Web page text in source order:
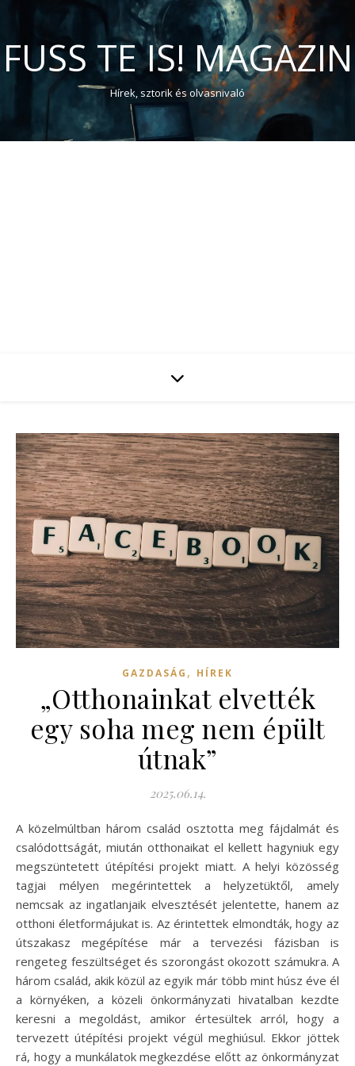
FUSS TE IS! MAGAZIN
Hírek, sztorik és olvasnivaló
GAZDASÁG , HÍREK
„Otthonainkat elvették
egy soha meg nem épült
útnak”
2025.06.14.
A közelmúltban három család osztotta meg fájdalmát és
csalódottságát, miután otthonaikat el kellett hagyniuk egy
megszüntetett útépítési projekt miatt. A helyi közösség
tagjai mélyen megérintettek a helyzetüktől, amely
nemcsak az ingatlanjaik elvesztését jelentette, hanem az
otthoni életformájukat is. Az érintettek elmondták, hogy az
útszakasz megépítése már a tervezési fázisban is
rengeteg feszültséget és szorongást okozott számukra. A
három család, akik közül az egyik már több mint húsz éve él
a környéken, a közeli önkormányzati hivatalban kezdte
keresni a megoldást, amikor értesültek arról, hogy a
tervezett útépítési projekt végül meghiúsul. Ekkor jöttek
rá, hogy a munkálatok megkezdése előtt az önkormányzat